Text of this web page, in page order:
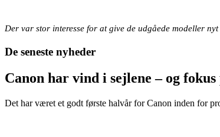
Der var stor interesse for at give de udgåede modeller
De seneste nyheder
Canon har vind i sejlene – og
Det har været et godt første halvår for Canon inden for